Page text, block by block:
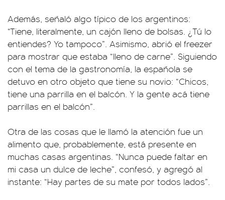
Además, señaló algo típico de los argentinos:
“Tiene, literalmente, un cajón lleno de bolsas. ¿Tú lo
entiendes? Yo tampoco”. Asimismo, abrió el freezer
para mostrar que estaba “lleno de carne”. Siguiendo
con el tema de la gastronomía, la española se
detuvo en otro objeto que tiene su novio: “Chicos,
tiene una parrilla en el balcón. Y la gente acá tiene
parrillas en el balcón”.
Otra de las cosas que le llamó la atención fue un
alimento que, probablemente, está presente en
muchas casas argentinas. “Nunca puede faltar en
mi casa un dulce de leche”, confesó, y agregó al
instante: “Hay partes de su mate por todos lados”.